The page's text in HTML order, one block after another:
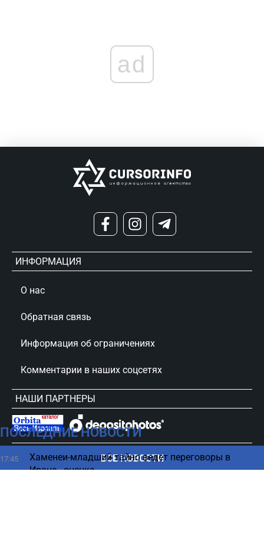
ПОСЛЕДНИЕ НОВОСТИ
17:45
Хаменеи-младший тайно ведет переговоры в
Иране - оценка
ВСЕ НОВОСТИ
ad
ИНФОРМАЦИЯ
О нас
Обратная связь
Информация об ограничениях
Комментарии в наших соцсетях
НАШИ ПАРТНЕРЫ
сursorinfo.co.il © Все права защищены